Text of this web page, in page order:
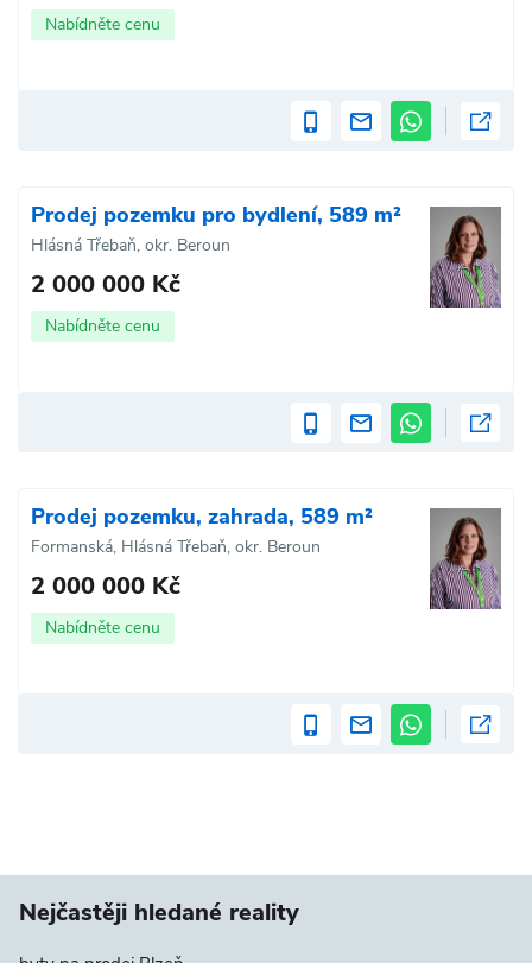
Nabídněte cenu
Prodej pozemku pro bydlení, 589 m²
Hlásná Třebaň, okr. Beroun
2 000 000 Kč
Nabídněte cenu
Prodej pozemku, zahrada, 589 m²
Formanská, Hlásná Třebaň, okr. Beroun
2 000 000 Kč
Nabídněte cenu
Nejčastěji hledané reality